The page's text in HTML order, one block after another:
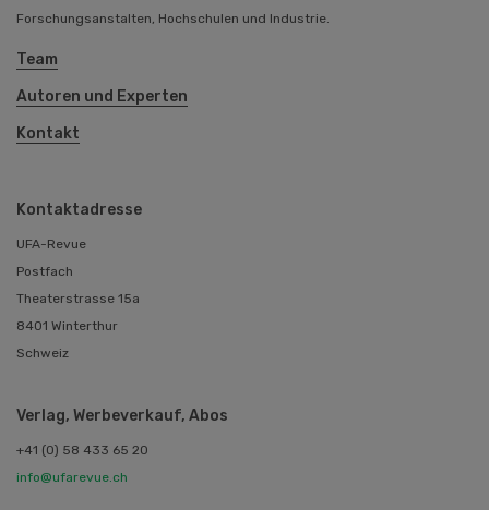
Forschungsanstalten, Hochschulen und Industrie.
Team
Autoren und Experten
Kontakt
Kontaktadresse
UFA-Revue
Postfach
Theaterstrasse 15a
8401 Winterthur
Schweiz
Verlag, Werbeverkauf, Abos
+41 (0) 58 433 65 20
info@ufarevue.ch